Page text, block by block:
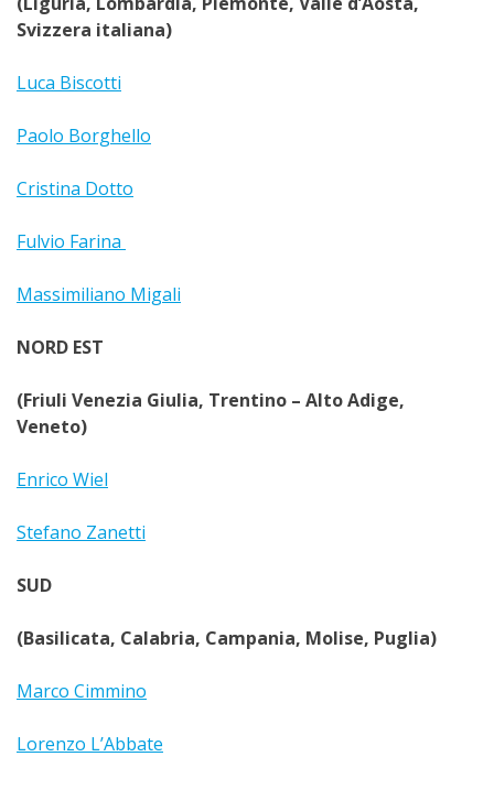
Svizzera italiana)
Luca Biscotti
Paolo Borghello
Cristina Dotto
Fulvio Farina
Massimiliano Migali
NORD EST
(Friuli Venezia Giulia, Trentino – Alto Adige,
Veneto)
Enrico Wiel
Stefano Zanetti
SUD
(Basilicata, Calabria, Campania, Molise, Puglia)
Marco Cimmino
Lorenzo L’Abbate